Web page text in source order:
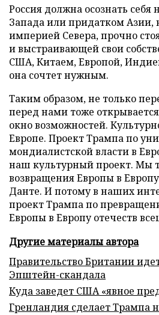
Россия должна осознать себя
Запада или придатком Азии,
империей Севера, прочно
и выстраивающей свои
США, Китаем, Европой,
она сочтет нужным.
Таким образом, не только
перед нами тоже
окно возможностей.
Европе. Проект Трампа по
мондиалистской власти в
наш культурный проект. Мы
возвращения Европы в
Данте. И потому в наших
проект Трампа по
Европы в Европу отечеств
Другие материалы автора
Правительство Британии
Эпштейн-скандала
Куда заведет США «явное
Гренландия сделает Трампа